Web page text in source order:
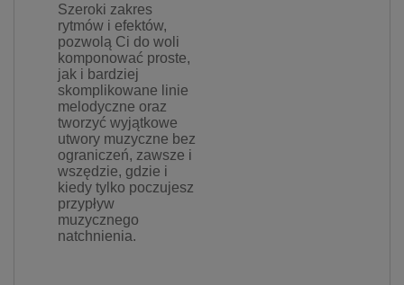
Szeroki zakres
rytmów i efektów,
pozwolą Ci do woli
komponować proste,
jak i bardziej
skomplikowane linie
melodyczne oraz
tworzyć wyjątkowe
utwory muzyczne bez
ograniczeń, zawsze i
wszędzie, gdzie i
kiedy tylko poczujesz
przypływ
muzycznego
natchnienia.